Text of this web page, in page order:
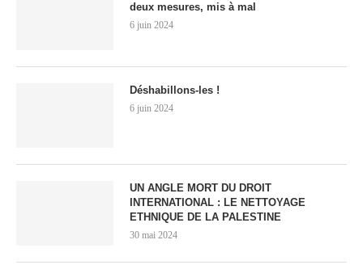
deux mesures, mis à mal
6 juin 2024
Déshabillons-les !
6 juin 2024
UN ANGLE MORT DU DROIT
INTERNATIONAL : LE NETTOYAGE
ETHNIQUE DE LA PALESTINE
30 mai 2024